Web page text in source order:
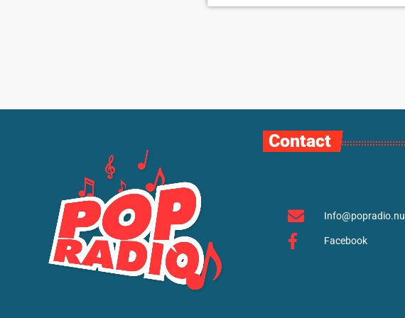
Contact
Info@popradio.nu
Facebook